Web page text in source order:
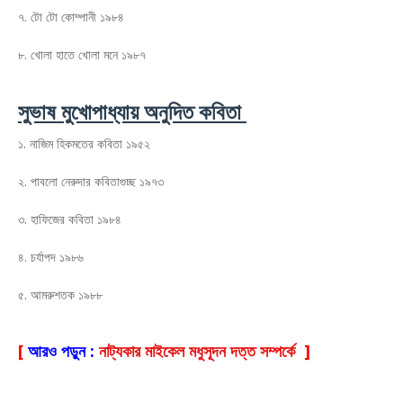
৭. টো টো কোম্পানী ১৯৮৪
৮. খোলা হাতে খোলা মনে ১৯৮৭
সুভাষ মুখোপাধ্যায় অনুদিত কবিতা
১. নাজিম হিকমতের কবিতা ১৯৫২
২. পাবলো নেরুদার কবিতাগুচ্ছ ১৯৭৩
৩. হাফিজের কবিতা ১৯৮৪
৪. চর্যাপদ ১৯৮৬
৫. আমরুশতক ১৯৮৮
[ আরও পড়ুন : নাট্যকার মাইকেল মধুসূদন দত্ত সম্পর্কে ]